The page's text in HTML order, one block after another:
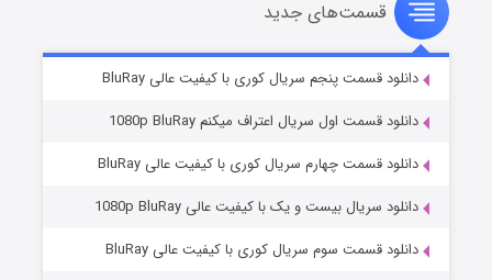
سریال زشت
قسمت۵ (زیرنویس) منتشر شد
قسمت‌های جدید
دانلود قسمت پنجم سریال کوری با کیفیت عالی BluRay
دانلود قسمت اول سریال اعتراف میکنم 1080p BluRay
دانلود قسمت چهارم سریال کوری با کیفیت عالی BluRay
دانلود سریال بیست و یک با کیفیت عالی 1080p BluRay
دانلود قسمت سوم سریال کوری با کیفیت عالی BluRay